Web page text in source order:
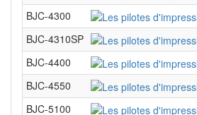
BJC-4300
BJC-4310SP
BJC-4400
BJC-4550
BJC-5100